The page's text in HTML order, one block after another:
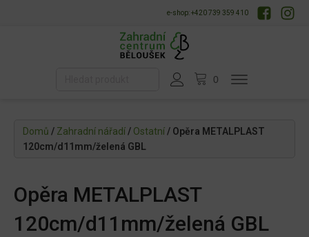
e-shop: +420 739 359 410
Domů / Zahradní nářadí/ Ostatní/ Opěra METALPLAST
120cm/d11mm/želená GBL
Opěra METALPLAST
120cm/d11mm/želená GBL